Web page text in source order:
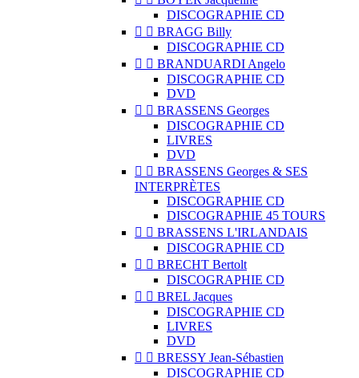
DISCOGRAPHIE CD
  BRAGG Billy
DISCOGRAPHIE CD
  BRANDUARDI Angelo
DISCOGRAPHIE CD
DVD
  BRASSENS Georges
DISCOGRAPHIE CD
LIVRES
DVD
  BRASSENS Georges & SES
INTERPRÈTES
DISCOGRAPHIE CD
DISCOGRAPHIE 45 TOURS
  BRASSENS L'IRLANDAIS
DISCOGRAPHIE CD
  BRECHT Bertolt
DISCOGRAPHIE CD
  BREL Jacques
DISCOGRAPHIE CD
LIVRES
DVD
  BRESSY Jean-Sébastien
DISCOGRAPHIE CD